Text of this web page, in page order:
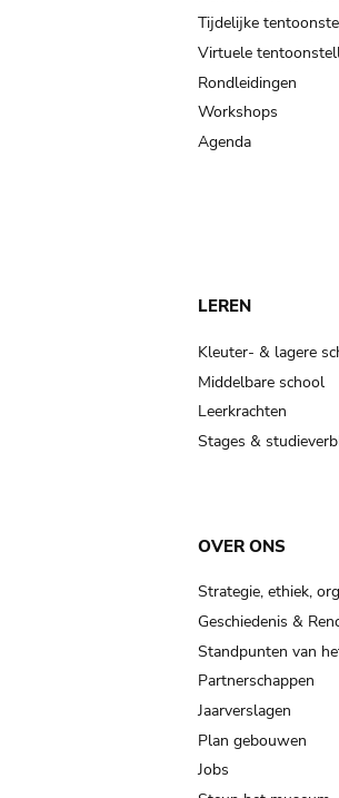
Tijdelijke
Virtuele
Rondleidingen
Workshops
Agenda
LEREN
Kleuter- & lagere
Middelbare school
Leerkrachten
Stages &
OVER ONS
Strategie, ethiek,
Geschiedenis &
Standpunten van
Partnerschappen
Jaarverslagen
Plan gebouwen
Jobs